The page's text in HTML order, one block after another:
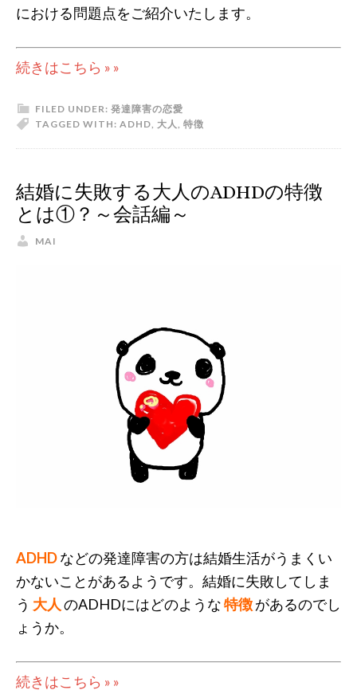
における問題点をご紹介いたします。
続きはこちら » »
FILED UNDER: 発達障害の恋愛
TAGGED WITH: ADHD, 大人, 特徴
結婚に失敗する大人のADHDの特徴
とは①？～会話編～
MAI
ADHDなどの発達障害の方は結婚生活がうまくい
かないことがあるようです。結婚に失敗してしま
う 大人 のADHDにはどのような特徴があるのでし
ょうか。
続きはこちら » »